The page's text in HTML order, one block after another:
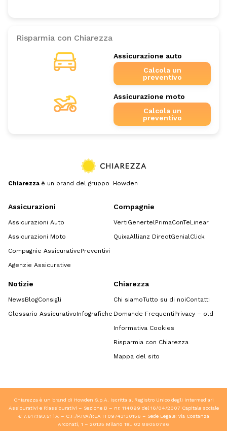
Risparmia con Chiarezza
Assicurazione auto
Calcola un
preventivo
Assicurazione moto
Calcola un
preventivo
Chiarezza è un brand del gruppo Howden
Assicurazioni
Assicurazioni Auto
Assicurazioni Moto
Compagnie AssicurativePreventivi
Agenzie Assicurative
Compagnie
VertiGenertelPrimaConTeLinear
QuixaAllianz DirectGenialClick
Notizie
NewsBlogConsigli
Glossario AssicurativoInfografiche
Chiarezza
Chi siamoTutto su di noiContatti
Domande FrequentiPrivacy – old
Informativa Cookies
Risparmia con Chiarezza
Mappa del sito
Chiarezza è un brand di Howden S.p.A. Iscritta al Registro Unico degli Intermediari
Assicurativi e Riassicurativi – Sezione B – nr. 114899 del 16/04/2007 Capitale sociale
€ 7.617.193,51 i.v. – C.F./P.IVA/REA IT09743130156 – Sede Legale: via Costanza
Arconati, 1 – 20135 Milano Tel. 02 89050796